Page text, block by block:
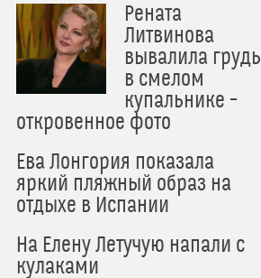
Рената
Литвинова
вывалила грудь
в смелом
купальнике –
откровенное фото
Ева Лонгория показала
яркий пляжный образ на
отдыхе в Испании
На Елену Летучую напали с
кулаками